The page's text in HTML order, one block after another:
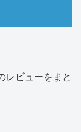
ビューをまと